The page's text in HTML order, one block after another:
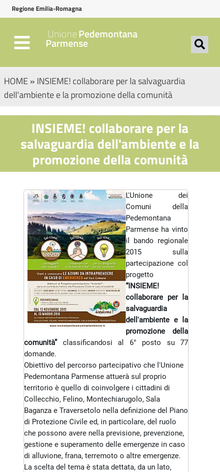
Regione Emilia-Romagna
UnionePedemontana
Parmense
HOME » INSIEME! collaborare per la salvaguardia
dell'ambiente e la promozione della comunità
INSIEME! collaborare per la
salvaguardia dell'ambiente e la
promozione della comunità
L'Unione dei
Comuni della
Pedemontana
Parmense ha vinto
il bando regionale
2015 sulla
partecipazione col
progetto
“INSIEME!
collaborare per la
salvaguardia
dell'ambiente e la
promozione della
comunità”classificandosi al 6° posto su 77
domande.
Obiettivo del percorso partecipativo che l'Unione
Pedemontana Parmense attuerà sul proprio
territorio è quello di coinvolgere i cittadini di
Collecchio, Felino, Montechiarugolo, Sala
Baganza e Traversetolo nella definizione del Piano
di Protezione Civile ed, in particolare, del ruolo
che possono avere nella previsione, prevenzione,
gestione e superamento delle emergenze in caso
di alluvione, frana, terremoto o altre emergenze.
La scelta del tema è stata dettata, da un lato,